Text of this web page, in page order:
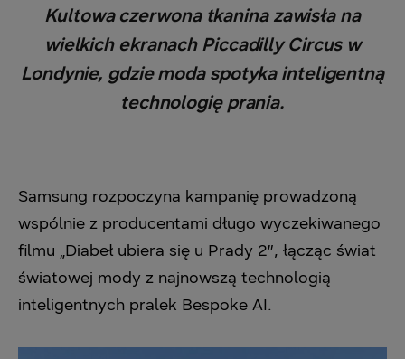
Kultowa czerwona tkanina zawisła na
wielkich ekranach Piccadilly Circus w
Londynie, gdzie moda spotyka inteligentną
technologię prania.
Samsung rozpoczyna kampanię prowadzoną
wspólnie z producentami długo wyczekiwanego
filmu „Diabeł ubiera się u Prady 2″, łącząc świat
światowej mody z najnowszą technologią
inteligentnych pralek Bespoke AI.